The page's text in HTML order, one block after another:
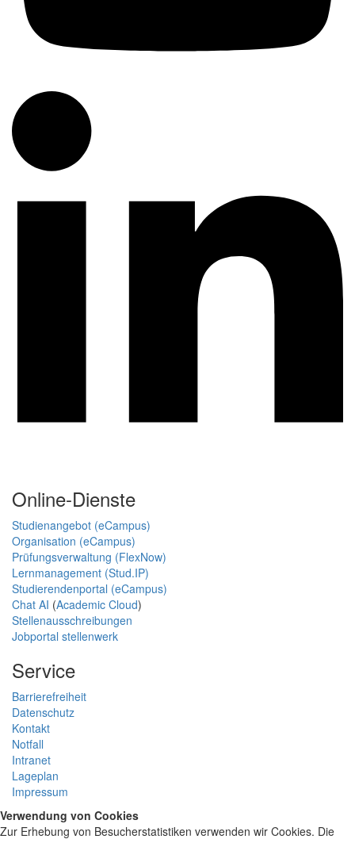
Online-Dienste
Studienangebot (eCampus)
Organisation (eCampus)
Prüfungsverwaltung (FlexNow)
Lernmanagement (Stud.IP)
Studierendenportal (eCampus)
Chat AI (Academic Cloud)
Stellenausschreibungen
Jobportal stellenwerk
Service
Barrierefreiheit
Datenschutz
Kontakt
Notfall
Intranet
Lageplan
Impressum
Verwendung von Cookies
Zur Erhebung von Besucherstatistiken verwenden wir Cookies. Die